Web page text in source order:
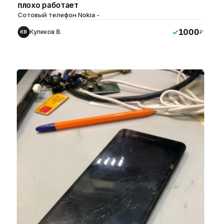
плохо работает
Сотовый телефон Nokia -
КВ Куликов В. 1000₽